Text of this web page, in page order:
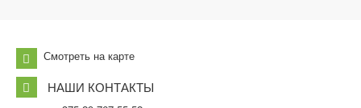
Смотреть на карте
НАШИ КОНТАКТЫ